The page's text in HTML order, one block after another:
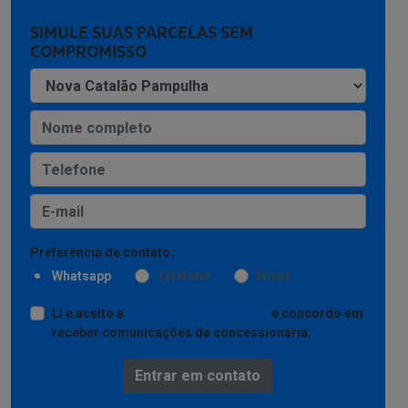
SIMULE SUAS PARCELAS SEM
COMPROMISSO
Preferência de contato:
Whatsapp
Telefone Email
Li e aceito a
e concordo em
receber comunicações da concessionária.
Entrar em contato